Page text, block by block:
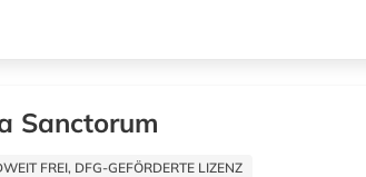
Sanctorum
FREI, DFG-GEFÖRDERTE LIZENZ